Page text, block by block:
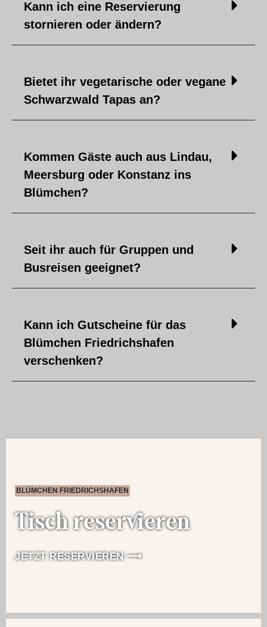
Kann ich eine Reservierung
stornieren oder ändern?
Bietet ihr vegetarische oder vegane
Schwarzwald Tapas an?
Kommen Gäste auch aus Lindau,
Meersburg oder Konstanz ins
Blümchen?
Seit ihr auch für Gruppen und
Busreisen geeignet?
Kann ich Gutscheine für das
Blümchen Friedrichshafen
verschenken?
BLÜMCHEN FRIEDRICHSHAFEN
Tisch reservieren
JETZT RESERVIEREN ⟶